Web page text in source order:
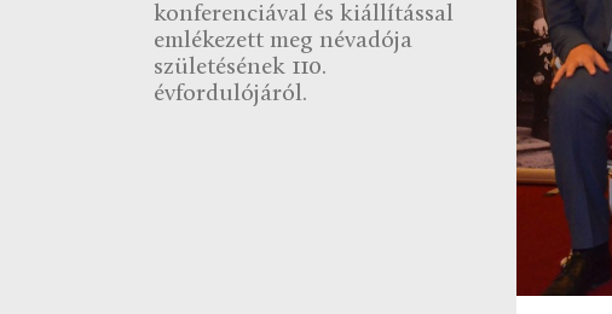
konferenciával és kiállítással
emlékezett meg névadója
születésének 110.
évfordulójáról.